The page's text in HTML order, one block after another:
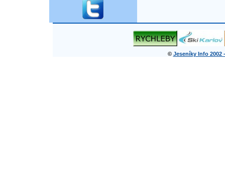
© Jeseníky Info 2002